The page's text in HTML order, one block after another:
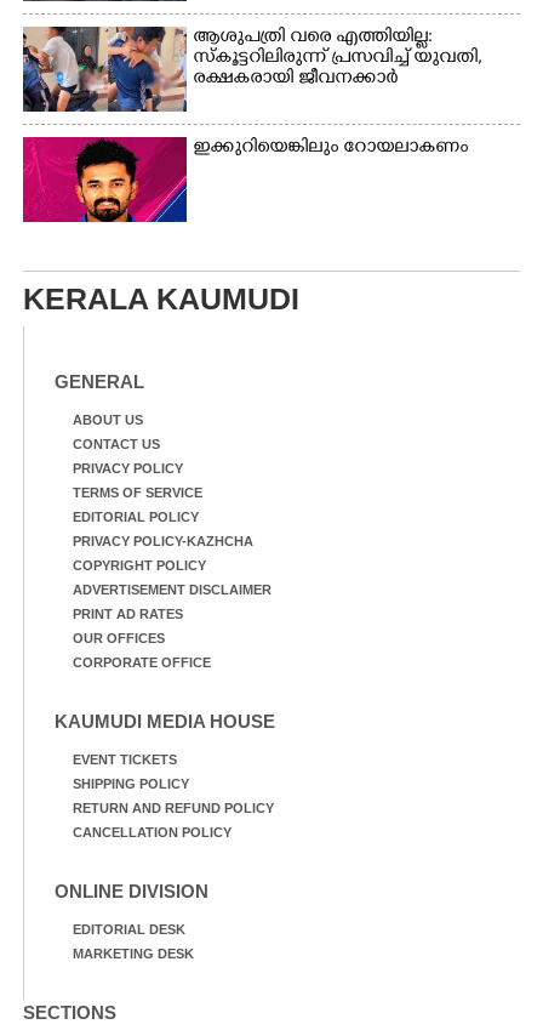
ആശുപത്രി വരെ എത്തിയില്ല:
സ്കൂട്ടറിലിരുന്ന് പ്രസവിച്ച് യുവതി,
രക്ഷകരായി ജീവനക്കാർ
ഇക്കുറിയെങ്കിലും റോയലാകണം
KERALA KAUMUDI
GENERAL
ABOUT US
CONTACT US
PRIVACY POLICY
TERMS OF SERVICE
EDITORIAL POLICY
PRIVACY POLICY-KAZHCHA
COPYRIGHT POLICY
ADVERTISEMENT DISCLAIMER
PRINT AD RATES
OUR OFFICES
CORPORATE OFFICE
KAUMUDI MEDIA HOUSE
EVENT TICKETS
SHIPPING POLICY
RETURN AND REFUND POLICY
CANCELLATION POLICY
ONLINE DIVISION
EDITORIAL DESK
MARKETING DESK
SECTIONS